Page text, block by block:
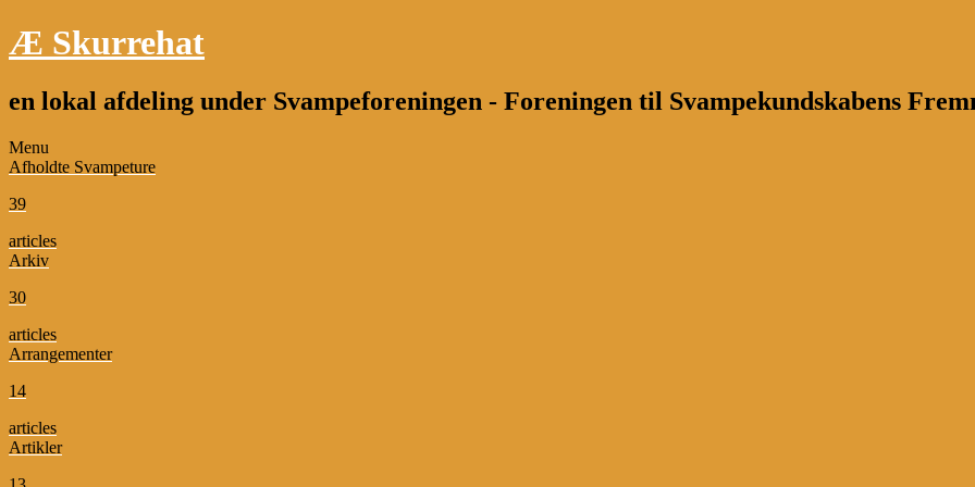
Æ Skurrehat
en lokal afdeling under Svampeforeningen - Foreningen til Svampekundskabens
Menu
Afholdte Svampeture
39
articles
Arkiv
30
articles
Arrangementer
14
articles
Artikler